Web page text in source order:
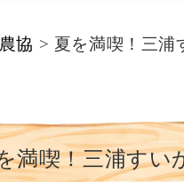
協 > 夏を満喫！三浦
満喫！三浦すい